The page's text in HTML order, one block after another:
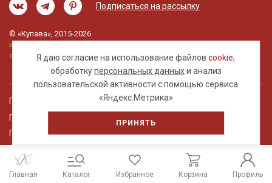
Я даю согласие на использование файловcookie,
обработкуперсональных данныхи анализ
пользовательской активности с помощью сервиса
«Яндекс.Метрика»
ПРИНЯТЬ
Подписаться на рассылку
© «Купава», 2015-2026
Информация на сайте не является публичной
офертой.
Правовая информация
Политика обработки персональных данных
Пользовательское соглашение
Главная Каталог Избранное Корзина Профиль